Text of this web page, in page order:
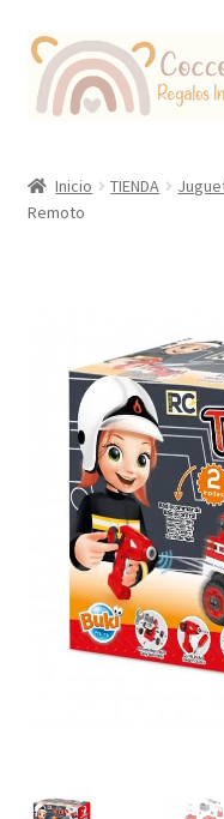
Ir
la
Ir
contenido
Coccolate Puericultura
Inicio TIENDA
Remoto